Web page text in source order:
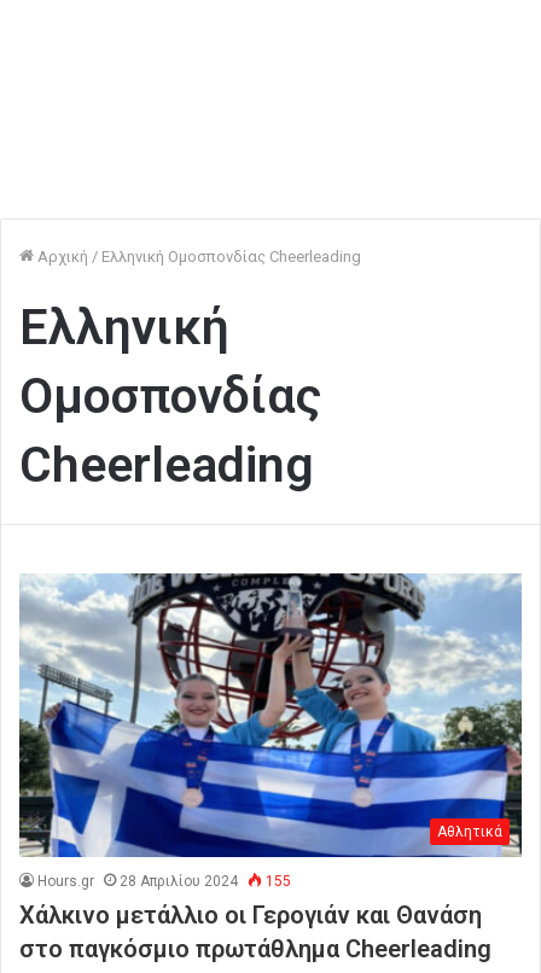
Αρχική / Ελληνική Ομοσπονδίας Cheerleading
Ελληνική
Ομοσπονδίας
Cheerleading
Αθλητικά
Hours.gr 28 Απριλίου 2024 155
Χάλκινο μετάλλιο οι Γερογιάν και Θανάση
στο παγκόσμιο πρωτάθλημα Cheerleading